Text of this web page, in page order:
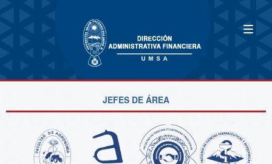
JEFES DE ÁREA